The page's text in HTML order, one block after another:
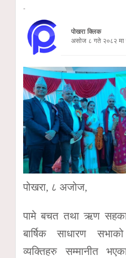
-
पोखरा क्लिक
असाेज ८ गते २०८२ मा
पोखरा, ८ अजोज,
पामे बचत तथा ऋण
बार्षिक साधारण
व्यक्तिहरु सम्मानीत